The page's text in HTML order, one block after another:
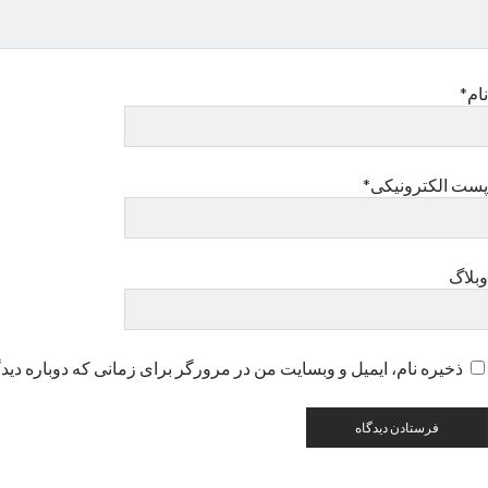
نام*
پست الکترونیکی*
وبلاگ
ذخیره نام، ایمیل و وبسایت من در مرورگر برای زمانی که دوباره